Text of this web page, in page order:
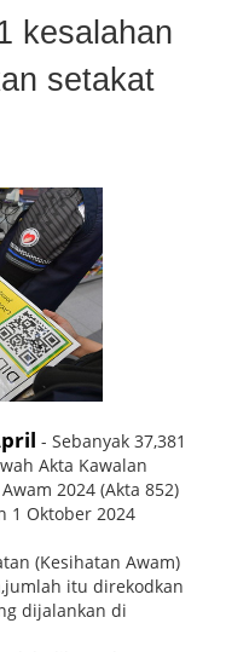
kesalahan
setakat
- Sebanyak 37,381
Akta Kawalan
2024 (Akta 852)
1 Oktober 2024
(Kesihatan Awam)
itu direkodkan
dijalankan di